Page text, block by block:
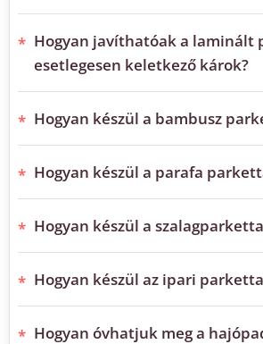
Hogyan javíthatóak a laminált
esetlegesen keletkező károk?
Hogyan készül a bambusz
Hogyan készül a parafa
Hogyan készül a
Hogyan készül az ipari
Hogyan óvhatjuk meg a